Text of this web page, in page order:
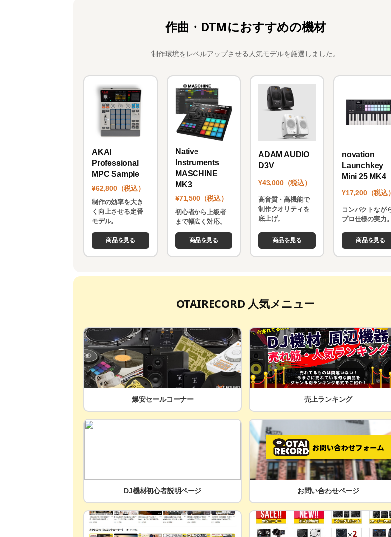
作曲・DTMにおすすめの機材
制作環境をレベルアップさせる人気モデルを厳選しました。
AKAI
Professional
MPC Sample
¥62,800（税込）
制作の効率を大き
く向上させる定番
モデル。
商品を見る
Native
Instruments
MASCHINE
MK3
¥71,500（税込）
初心者から上級者
まで幅広く対応。
商品を見る
ADAM AUDIO
D3V
¥43,000（税込）
高音質・高機能で
制作クオリティを
底上げ。
商品を見る
novation
Launchkey
Mini 25 MK4
¥17,200（税込）
コンパクトなが
プロ仕様の実力。
商品を見る
OTAIRECORD 人気メニュー
爆安セールコーナー 売上ランキング
DJ機材初心者説明ページ お問い合わせページ